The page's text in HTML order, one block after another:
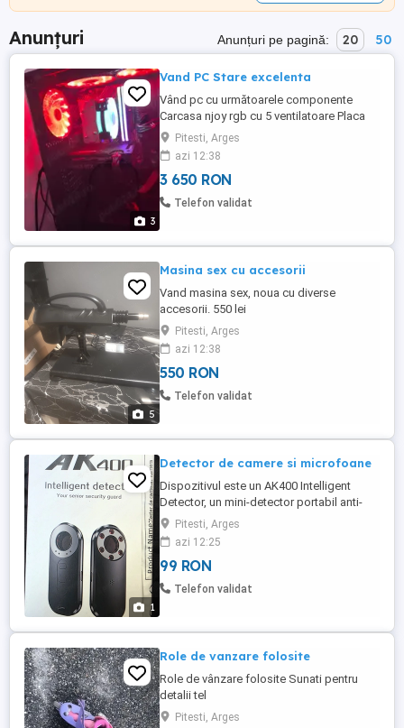
Anunțuri Anunțuri pe pagină: 20 50
3
Vand PC Stare excelenta
Vând pc cu următoarele componente
Carcasa njoy rgb cu 5 ventilatoare Placa
video rtx4060 de la gigabyte Procesor I5
10400EF 16 GB ram cu 3600 mhz rgb Placa
de baza asus PRIME H510M-K Sursa 500
de W Ssd de 512 GB Cooler aqirys rgb
Mai am garanție la placa video și la ramii
Pitesti, Arges
azi 12:38
3 650 RON
Telefon validat
5
Masina sex cu accesorii
Vand masina sex, noua cu diverse
accesorii. 550 lei
Pitesti, Arges
azi 12:38
550 RON
Telefon validat
1
Detector de camere si microfoane
Dispozitivul este un AK400 Intelligent
Detector, un mini-detector portabil anti-
spionaj conceput pentru localizarea
camerelor ascunse, a microfoanelor și a
dispozitivelor de urmărire GPS.
Pitesti, Arges
azi 12:25
99 RON
Telefon validat
Role de vanzare folosite
Role de vânzare folosite Sunati pentru
detalii tel
Pitesti, Arges